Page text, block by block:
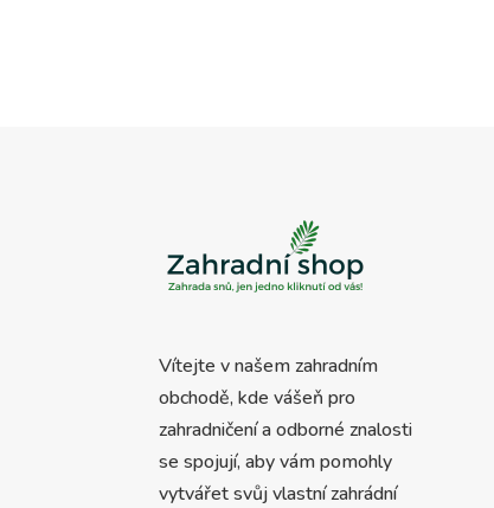
Vítejte v našem zahradním
obchodě, kde vášeň pro
zahradničení a odborné znalosti
se spojují, aby vám pomohly
vytvářet svůj vlastní zahrádní